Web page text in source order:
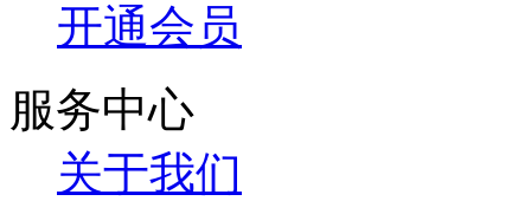
开通会员
服务中心
关于我们